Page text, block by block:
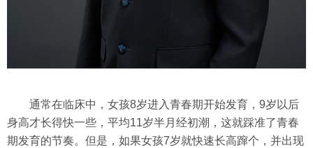
通常在临床中，女孩8岁进入青春期开始发育，9岁以后
身高才长得快一些，平均11岁半月经初潮，这就踩准了青春
期发育的节奏。但是，如果女孩7岁就快速长高蹿个，并出现